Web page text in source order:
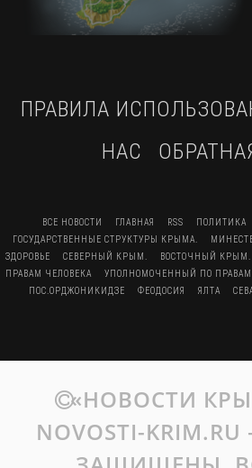
ПРАВИЛА
НАС
ВСЕ НОВОСТИ ГЛАВНАЯ RSS ПОЛИТИКА
ГОСУДАРСТВЕННЫЕ СТРУКТУРЫ КРЫМА.
ЗДОРОВЬЕ
СЕВЕРНЫЙ КРЫМ. ВОСТОЧНЫЙ КРЫМ.
ПРАВАМ ЧЕЛОВЕКА
УПОЛНОМОЧЕННЫЙ ПО ПРАВАМ
ПОС.ОРДЖОНИКИДЗЕ
ФЕОДОСИЯ ЯЛТА
«НОВОСТИ
NOVOSTI-